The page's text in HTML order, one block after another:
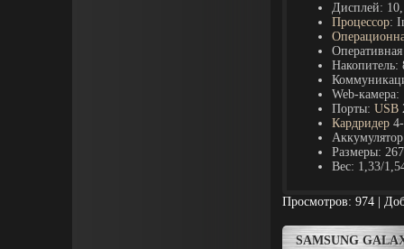
Дисплей:
Процессор:
Накопитель:
Web-
Порты: USB
Кардридер
Размеры:
Вес: 1,33/
Просмотров: 974 |
SAMSUNG